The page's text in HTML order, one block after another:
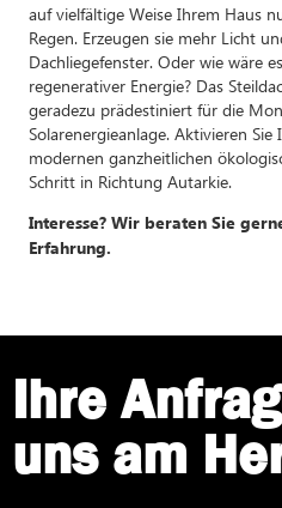
auf vielfältige Weise Ihrem Haus
Regen. Erzeugen sie mehr Licht
Dachliegefenster. Oder wie wäre
regenerativer Energie? Das
geradezu prädestiniert für die
Solarenergieanlage. Aktivieren Sie
modernen ganzheitlichen
Schritt in Richtung Autarkie.
Interesse? Wir beraten Sie
Erfahrung.
Ihre
uns am